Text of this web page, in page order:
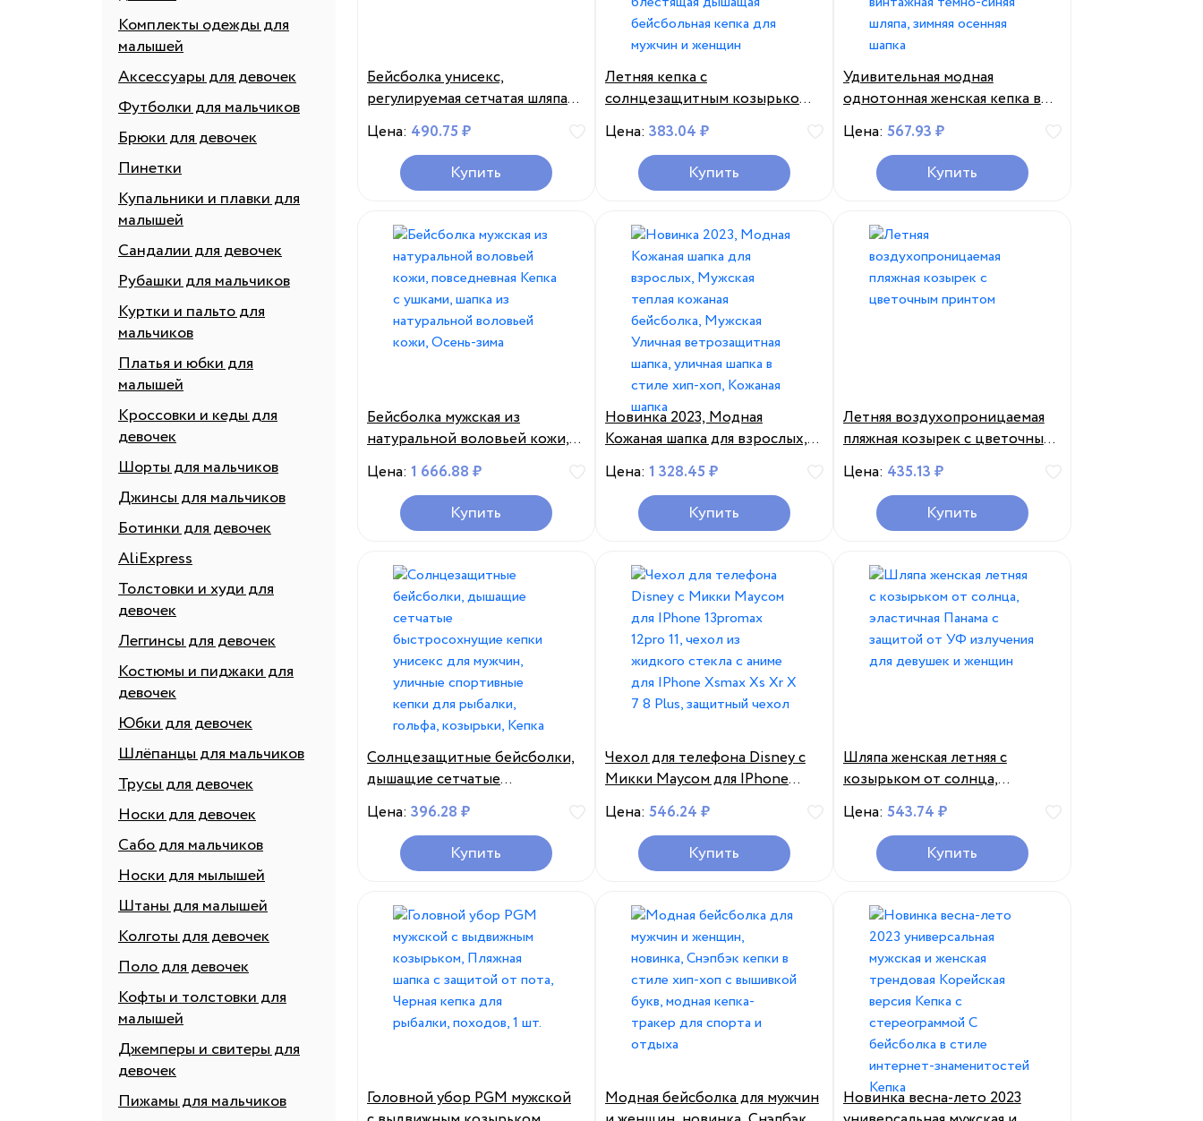
Комплекты одежды для
малышей
Аксессуары для девочек
Футболки для мальчиков
Брюки для девочек
Пинетки
Купальники и плавки для
малышей
Сандалии для девочек
Рубашки для мальчиков
Куртки и пальто для
мальчиков
Платья и юбки для
малышей
Кроссовки и кеды для
девочек
Шорты для мальчиков
Джинсы для мальчиков
Ботинки для девочек
AliExpress
Толстовки и худи для
девочек
Леггинсы для девочек
Костюмы и пиджаки для
девочек
Юбки для девочек
Шлёпанцы для мальчиков
Трусы для девочек
Носки для девочек
Сабо для мальчиков
Носки для мылышей
Штаны для малышей
Колготы для девочек
Поло для девочек
Кофты и толстовки для
малышей
Джемперы и свитеры для
девочек
Пижамы для мальчиков
Бейсболка унисекс,
регулируемая сетчатая шляпа с
надписью для жениха,
девичника
Цена: 490.75 ₽
Купить
Летняя кепка с
солнцезащитным козырьком,
кепка с длинным козырьком,
Спортивная Кепка, блестящая
дышащая бейсбольная кепка
для мужчин и женщин
Цена: 383.04 ₽
Купить
Удивительная модная
однотонная женская кепка в
стиле милитари с плоским
верхом, студенческая шляпа,
винтажная темно-синяя шляпа,
зимняя осенняя шапка
Цена: 567.93 ₽
Купить
Бейсболка мужская из
натуральной воловьей кожи,
повседневная Кепка с ушками,
шапка из натуральной
воловьей кожи, Осень-зима
Цена: 1 666.88 ₽
Купить
Новинка 2023, Модная
Кожаная шапка для взрослых,
Мужская теплая кожаная
бейсболка, Мужская Уличная
ветрозащитная шапка, уличная
шапка в стиле хип-хоп,
Цена: 1 328.45 ₽
Купить
Летняя воздухопроницаемая
пляжная козырек с цветочным
принтом
Цена: 435.13 ₽
Купить
Солнцезащитные бейсболки,
дышащие сетчатые
быстросохнущие кепки
унисекс для мужчин, уличные
спортивные кепки для
рыбалки, гольфа, козырьки,
Цена: 396.28 ₽
Купить
Чехол для телефона Disney с
Микки Маусом для IPhone
13promax 12pro 11, чехол из
жидкого стекла с аниме для
IPhone Xsmax Xs Xr X 7 8 Plus,
защитный чехол
Цена: 546.24 ₽
Купить
Шляпа женская летняя с
козырьком от солнца,
эластичная Панама с защитой
от УФ излучения для девушек
и женщин
Цена: 543.74 ₽
Купить
Головной убор PGM мужской
Модная бейсболка для мужчин
Новинка весна-лето 2023